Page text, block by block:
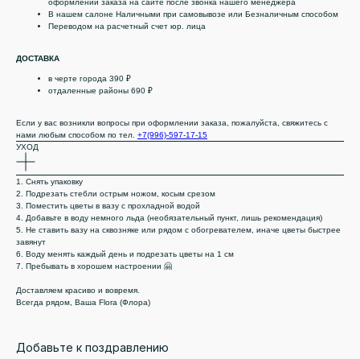
оформлении заказа на сайте после звонка нашего менеджера
В нашем салоне Наличными при самовывозе или Безналичным способом
Переводом на расчетный счет юр. лица
ДОСТАВКА
в черте города 390 ₽
отдаленные районы 690 ₽
Если у вас возникли вопросы при оформлении заказа, пожалуйста, свяжитесь с
нами любым способом по тел. +7(996)-597-17-15
УХОД
1. Снять упаковку
2. Подрезать стебли острым ножом, косым срезом
3. Поместить цветы в вазу с прохладной водой
4. Добавьте в воду немного льда (необязательный пункт, лишь рекомендация)
5. Не ставить вазу на сквозняке или рядом с обогревателем, иначе цветы быстрее
завянут
6. Воду менять каждый день и подрезать цветы на 1 см
7. Пребывать в хорошем настроении 🤗
Доставляем красиво и вовремя.
Всегда рядом, Ваша Flora (Флора)
Добавьте к поздравлению